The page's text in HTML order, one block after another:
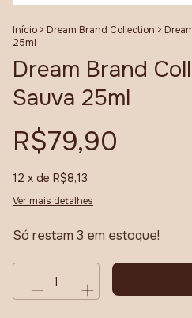
Início > Dream Brand Collection >
25ml
Dream Brand
Sauva 25ml
R$79,90
12 x de R$8,13
Ver mais detalhes
Só restam 3 em estoque!